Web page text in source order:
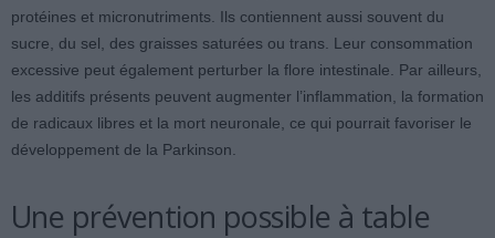
protéines et micronutriments. Ils contiennent aussi souvent du
sucre, du sel, des graisses saturées ou trans. Leur consommation
excessive peut également perturber la flore intestinale. Par ailleurs,
les additifs présents peuvent augmenter l’inflammation, la formation
de radicaux libres et la mort neuronale, ce qui pourrait favoriser le
développement de la Parkinson.
Une prévention possible à table